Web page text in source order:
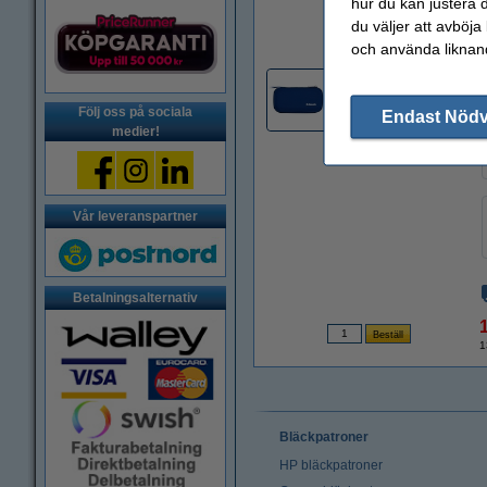
Följ oss på sociala
medier!
Vår leveranspartner
Betalningsalternativ
Zoom
Bläckpatroner
HP bläckpatroner
du väljer att avböja
och använda
Endast